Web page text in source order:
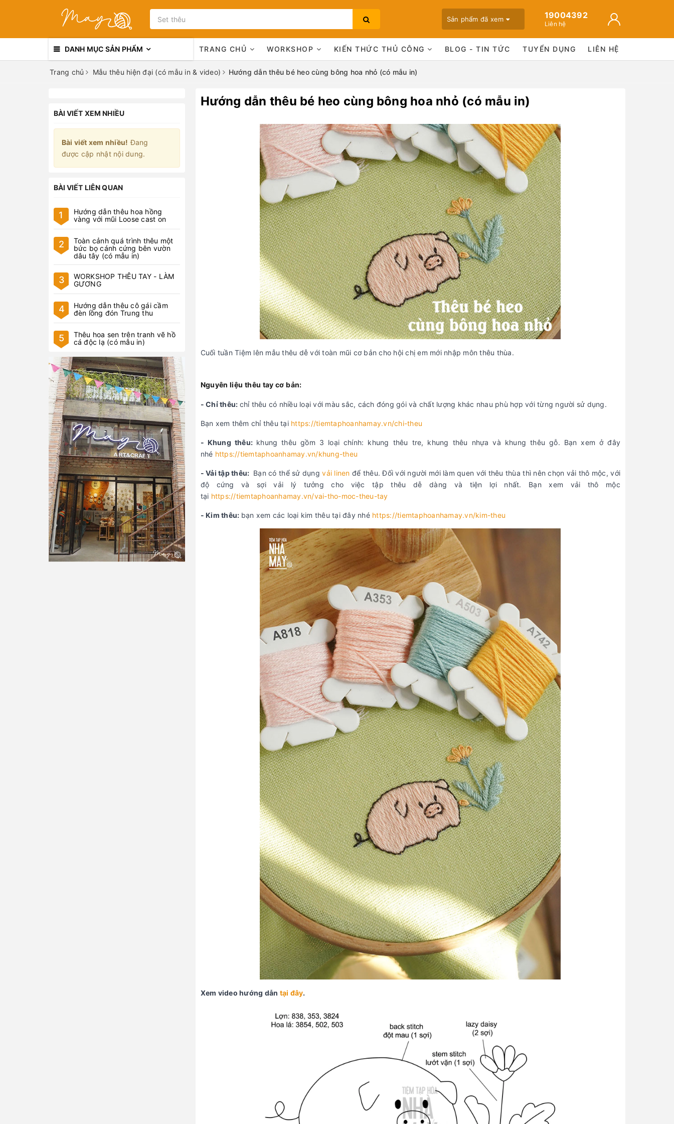
Sản phẩm đã xem 19004392
Liên hệ
DANH MỤC SẢN PHẨM TRANG CHỦ WORKSHOP KIẾN THỨC THỦ CÔNG BLOG - TIN TỨC TUYỂN DỤNG LIÊN HỆ
Trang chủ Mẫu thêu hiện đại (có mẫu in & video) Hướng dẫn thêu bé heo cùng bông hoa nhỏ (có mẫu in)
Hướng dẫn thêu bé heo cùng bông hoa nhỏ (có mẫu in)
Cuối tuần Tiệm lên mẫu thêu dễ với toàn mũi cơ bản cho hội chị em mới nhập môn thêu thùa.
Nguyên liệu thêu tay cơ bản:
- Chỉ thêu: chỉ thêu có nhiều loại với màu sắc, cách đóng gói và chất lượng khác nhau phù hợp với từng người sử dụng.
Bạn xem thêm chỉ thêu tại https://tiemtaphoanhamay.vn/chi-theu
- Khung thêu: khung thêu gồm 3 loại chính: khung thêu tre, khung thêu nhựa và khung thêu gỗ. Bạn xem ở đây
nhé https://tiemtaphoanhamay.vn/khung-theu
- Vải tập thêu: Bạn có thể sử dụngvải linen để thêu. Đối với người mới làm quen với thêu thùa thì nên chọn vải thô mộc, với
độ cứng và sợi vải lý tưởng cho việc tập thêu dễ dàng và tiện lợi nhất. Bạn xem vải thô mộc
tại https://tiemtaphoanhamay.vn/vai-tho-moc-theu-tay
- Kim thêu: bạn xem các loại kim thêu tại đây nhé https://tiemtaphoanhamay.vn/kim-theu
Xem video hướng dẫn tại đây.
BÀI VIẾT XEM NHIỀU
Bài viết xem nhiều! Đang
được cập nhật nội dung.
BÀI VIẾT LIÊN QUAN
1
Hướng dẫn thêu hoa hồng
vàng với mũi Loose cast on
2
Toàn cảnh quá trình thêu một
bức bọ cánh cứng bên vườn
dâu tây (có mẫu in)
3
WORKSHOP THÊU TAY - LÀM
GƯƠNG
4
Hướng dẫn thêu cô gái cầm
đèn lồng đón Trung thu
5
Thêu hoa sen trên tranh vẽ hồ
cá độc lạ (có mẫu in)